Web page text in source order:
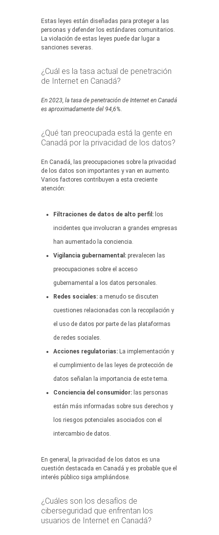
Estas leyes están diseñadas para proteger a las
personas y defender los estándares comunitarios.
La violación de estas leyes puede dar lugar a
sanciones severas.
¿Cuál es la tasa actual de penetración
de Internet en Canadá?
En 2023, la tasa de penetración de Internet en Canadá
es aproximadamente del 94,6%.
¿Qué tan preocupada está la gente en
Canadá por la privacidad de los datos?
En Canadá, las preocupaciones sobre la privacidad
de los datos son importantes y van en aumento.
Varios factores contribuyen a esta creciente
atención:
Filtraciones de datos de alto perfil: los
incidentes que involucran a grandes empresas
han aumentado la conciencia.
Vigilancia gubernamental: prevalecen las
preocupaciones sobre el acceso
gubernamental a los datos personales.
Redes sociales: a menudo se discuten
cuestiones relacionadas con la recopilación y
el uso de datos por parte de las plataformas
de redes sociales.
Acciones regulatorias: La implementación y
el cumplimiento de las leyes de protección de
datos señalan la importancia de este tema.
Conciencia del consumidor: las personas
están más informadas sobre sus derechos y
los riesgos potenciales asociados con el
intercambio de datos.
En general, la privacidad de los datos es una
cuestión destacada en Canadá y es probable que el
interés público siga ampliándose.
¿Cuáles son los desafíos de
ciberseguridad que enfrentan los
usuarios de Internet en Canadá?